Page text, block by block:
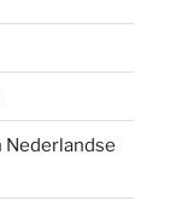
Nederlandse